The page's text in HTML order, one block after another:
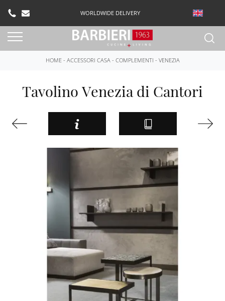
WORLDWIDE DELIVERY
HOME- ACCESSORI CASA- COMPLEMENTI - VENEZIA
Tavolino Venezia di Cantori